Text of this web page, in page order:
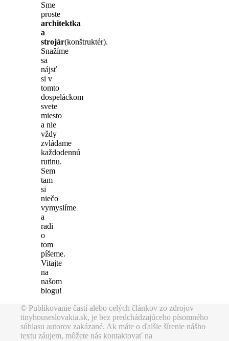
Sme
proste
architektka
a
strojár(konštruktér).
Snažíme
sa
nájsť
si v
tomto
dospeláckom
svete
miesto
a nie
vždy
zvládame
každodennú
rutinu.
Sem
tam
si
niečo
vymyslíme
a
radi
o
tom
píšeme.
Vitajte
na
našom
blogu!
© Publikovanie častí alebo celých článkov zo zdrojov
tinyhouseslovakia.sk, je bez predchádzajúceho písomného
súhlasu autorov zakázané. Ak máte o ďalšie šírenie nášho
textu záujem, môžete nás kontaktovať na